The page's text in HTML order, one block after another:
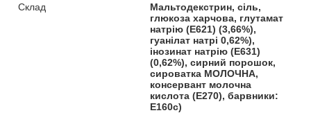
Склад
Мальтодекстрин, сіль,
глюкоза харчова, глутамат
натрію (Е621) (3,66%),
гуанілат натрі 0,62%),
інозинат натрію (Е631)
(0,62%), сирний порошок,
сироватка МОЛОЧНА,
консервант молочна
кислота (Е270), барвники:
Е160с)